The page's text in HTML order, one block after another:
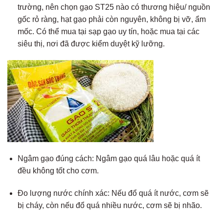
trường, nên chọn gạo ST25 nào có thương hiệu/ nguồn
gốc rỏ ràng, hạt gạo phải còn nguyên, không bị vỡ, ẩm
mốc. Có thể mua tại sạp gạo uy tín, hoặc mua tại các
siêu thị, nơi đã được kiểm duyệt kỹ lưỡng.
Ngâm gạo đúng cách: Ngâm gạo quá lâu hoặc quá ít
đều không tốt cho cơm.
Đo lượng nước chính xác: Nếu đổ quá ít nước, cơm sẽ
bị cháy, còn nếu đổ quá nhiều nước, cơm sẽ bị nhão.